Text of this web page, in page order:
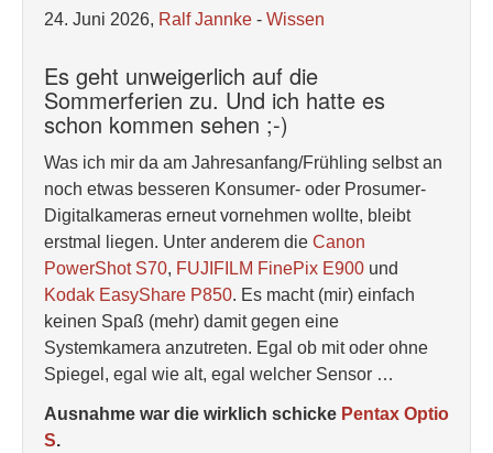
24. Juni 2026, Ralf Jannke - Wissen
Es geht unweigerlich auf die
Sommerferien zu. Und ich hatte es
schon kommen sehen ;-)
Was ich mir da am Jahresanfang/Frühling selbst an
noch etwas besseren Konsumer- oder Prosumer-
Digitalkameras erneut vornehmen wollte, bleibt
erstmal liegen. Unter anderem die Canon
PowerShot S70, FUJIFILM FinePix E900 und
Kodak EasyShare P850. Es macht (mir) einfach
keinen Spaß (mehr) damit gegen eine
Systemkamera anzutreten. Egal ob mit oder ohne
Spiegel, egal wie alt, egal welcher Sensor …
Ausnahme war die wirklich schicke Pentax Optio
S.